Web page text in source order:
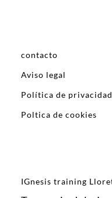
contacto
Aviso legal
Política de
Poltica de cookies
IGnesis training